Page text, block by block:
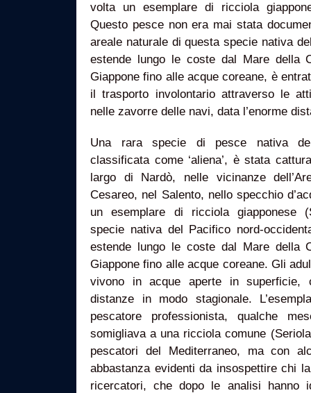
volta un esemplare di ricciola
Questo pesce non era mai stata
areale naturale di questa specie nativa
estende lungo le coste dal Mare della
Giappone fino alle acque coreane, è
il trasporto involontario attraverso le
nelle zavorre delle navi, data l’enorme
Una rara specie di pesce nativa del
classificata come ‘aliena’, è stata
largo di Nardò, nelle vicinanze
Cesareo, nel Salento, nello specchio
un esemplare di ricciola giapponese
specie nativa del Pacifico nord-
estende lungo le coste dal Mare della
Giappone fino alle acque coreane. Gli
vivono in acque aperte in superficie,
distanze in modo stagionale.
pescatore professionista, qualche
somigliava a una ricciola comune
pescatori del Mediterraneo, ma con
abbastanza evidenti da insospettire chi
ricercatori, che dopo le analisi hanno